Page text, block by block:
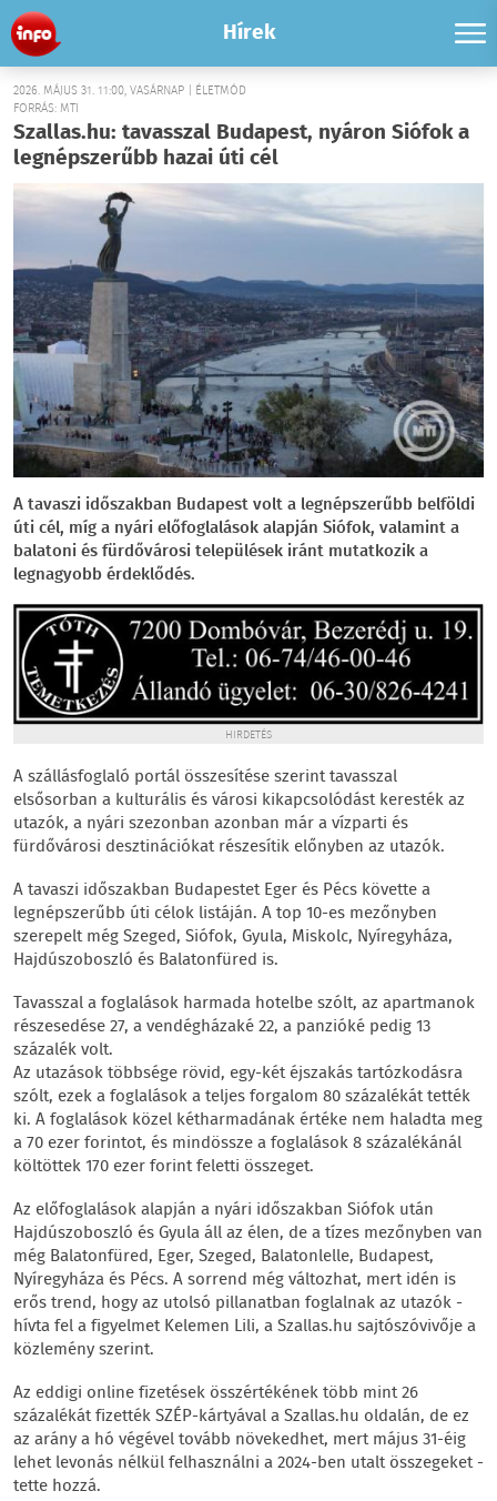
Hírek
2026. MÁJUS 31. 11:00, VASÁRNAP | ÉLETMÓD
FORRÁS: MTI
Szallas.hu: tavasszal Budapest, nyáron Siófok a
legnépszerűbb hazai úti cél
A tavaszi időszakban Budapest volt a legnépszerűbb belföldi
úti cél, míg a nyári előfoglalások alapján Siófok, valamint a
balatoni és fürdővárosi települések iránt mutatkozik a
legnagyobb érdeklődés.
HIRDETÉS
A szállásfoglaló portál összesítése szerint tavasszal
elsősorban a kulturális és városi kikapcsolódást keresték az
utazók, a nyári szezonban azonban már a vízparti és
fürdővárosi desztinációkat részesítik előnyben az utazók.
A tavaszi időszakban Budapestet Eger és Pécs követte a
legnépszerűbb úti célok listáján. A top 10-es mezőnyben
szerepelt még Szeged, Siófok, Gyula, Miskolc, Nyíregyháza,
Hajdúszoboszló és Balatonfüred is.
Tavasszal a foglalások harmada hotelbe szólt, az apartmanok
részesedése 27, a vendégházaké 22, a panzióké pedig 13
százalék volt.
Az utazások többsége rövid, egy-két éjszakás tartózkodásra
szólt, ezek a foglalások a teljes forgalom 80 százalékát tették
ki. A foglalások közel kétharmadának értéke nem haladta meg
a 70 ezer forintot, és mindössze a foglalások 8 százalékánál
költöttek 170 ezer forint feletti összeget.
Az előfoglalások alapján a nyári időszakban Siófok után
Hajdúszoboszló és Gyula áll az élen, de a tízes mezőnyben van
még Balatonfüred, Eger, Szeged, Balatonlelle, Budapest,
Nyíregyháza és Pécs. A sorrend még változhat, mert idén is
erős trend, hogy az utolsó pillanatban foglalnak az utazók -
hívta fel a figyelmet Kelemen Lili, a Szallas.hu sajtószóvivője a
közlemény szerint.
Az eddigi online fizetések összértékének több mint 26
százalékát fizették SZÉP-kártyával a Szallas.hu oldalán, de ez
az arány a hó végével tovább növekedhet, mert május 31-éig
lehet levonás nélkül felhasználni a 2024-ben utalt összegeket -
tette hozzá.